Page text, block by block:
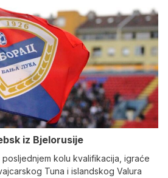
iz Bjelorusije
kolu kvalifikacija, igraće
Tuna i islandskog Valura